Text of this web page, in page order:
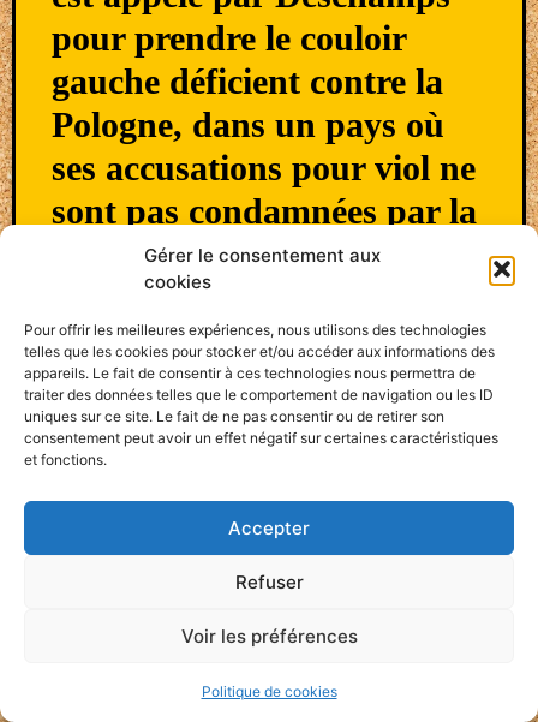
Gérer le consentement aux
cookies
Pour offrir les meilleures expériences, nous utilisons des technologies
telles que les cookies pour stocker et/ou accéder aux informations des
appareils. Le fait de consentir à ces technologies nous permettra de
traiter des données telles que le comportement de navigation ou les ID
uniques sur ce site. Le fait de ne pas consentir ou de retirer son
consentement peut avoir un effet négatif sur certaines caractéristiques
et fonctions.
Accepter
Refuser
Voir les préférences
Politique de cookies
pour prendre le couloir
gauche déficient contre la
Pologne, dans un pays où
ses accusations pour viol ne
sont pas condamnées par la
loi qatarienne.
LIRE PLUS »
3 décembre 2022